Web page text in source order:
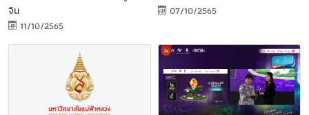
จีน
11/10/2565
07/10/2565